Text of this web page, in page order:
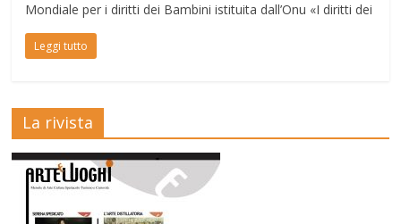
Mondiale per i diritti dei Bambini istituita dall’Onu «I diritti dei
Leggi tutto
La rivista